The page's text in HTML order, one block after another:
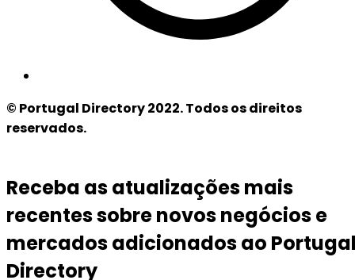
© Portugal Directory 2022. Todos os direitos
reservados.
Receba as atualizações mais
recentes sobre novos negócios e
mercados adicionados ao
Directory